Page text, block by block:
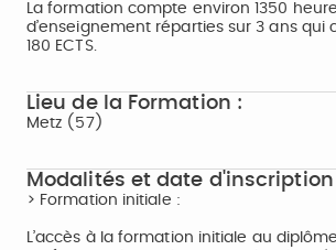
La formation compte environ 1350
d’enseignement réparties sur 3 ans qui
180 ECTS.
Lieu de la Formation :
Metz (57)
Modalités et date d'inscription
> Formation initiale :
L’accès à la formation initiale au